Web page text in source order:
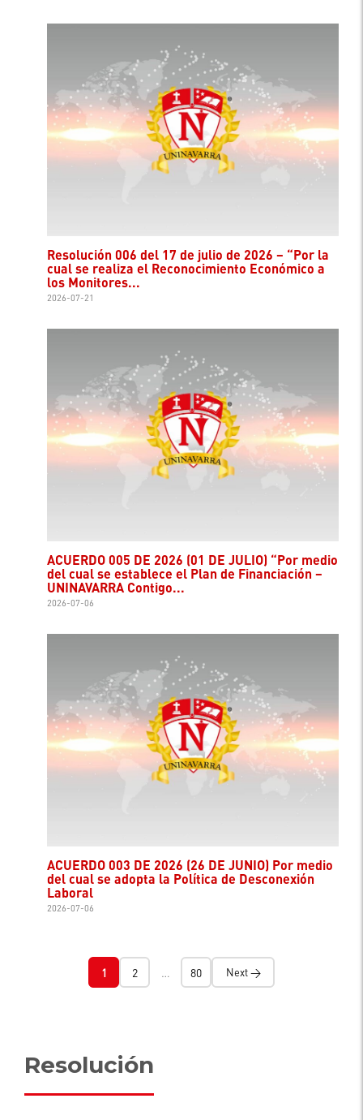
Resolución 006 del 17 de julio de 2026 – “Por la
cual se realiza el Reconocimiento Económico a
los Monitores...
2026-07-21
ACUERDO 005 DE 2026 (01 DE JULIO) “Por medio
del cual se establece el Plan de Financiación –
UNINAVARRA Contigo...
2026-07-06
ACUERDO 003 DE 2026 (26 DE JUNIO) Por medio
del cual se adopta la Política de Desconexión
Laboral
2026-07-06
1 2 … 80 Next →
Resolución